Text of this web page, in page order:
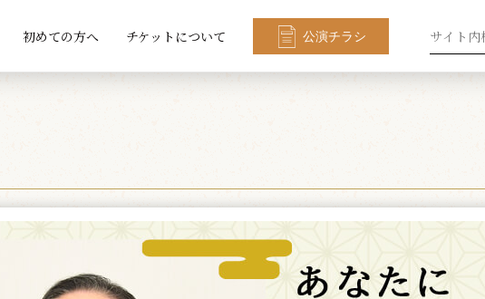
初めての方へ チケットについて 公演チラシ